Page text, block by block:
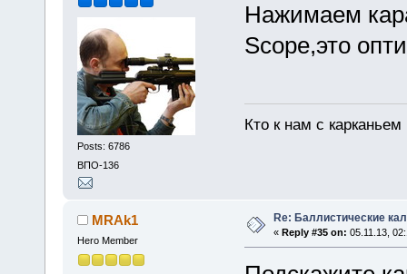
Posts: 6786
ВПО-136
Нажимаем
Scope,это
Кто к нам с
MRAk1
Hero Member
Re: Баллистические
« Reply #35 on: 05.11.13,